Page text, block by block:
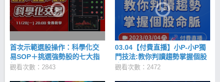
桶金投入於中部房地產中，並透過每 3 年一換屋的策
略，累計至今 9 年的時間將本金滾到 1400 萬，因此
想聊房地產心得的朋友也歡迎提出來討論。 小Ｐ的投
資技法 擅長使用技術線，特別是布林通道抓短線可操
作的股票，運用支撐壓力為輔來判斷進出場策略。 並
遵守以下投資邏輯執行交易策略： 步驟一、辨國際盤
多空 步驟二、辨識大盤多空 步驟三、辨識類股多空
步驟四、以型態選股（趨勢正確、籌碼強健、動能充
首次示範選股操作：科學化交
易SOP＋挑選強勢股的七大指
標
觀看次數：2843
03.04【付費直播】小P-小P獨
門技法:教你判讀趨勢掌握個股
命脈
觀看次數：2472